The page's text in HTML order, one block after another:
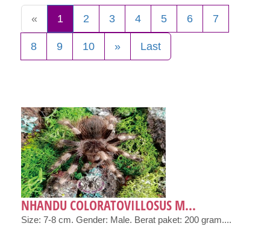
« 1 2 3 4 5 6 7
8 9 10 » Last
NHANDU COLORATOVILLOSUS M...
Size: 7-8 cm. Gender: Male. Berat paket: 200 gram....